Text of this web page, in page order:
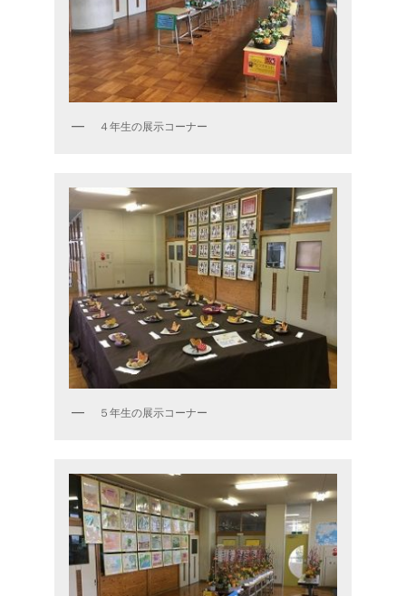
４年生の展示コーナー
５年生の展示コーナー